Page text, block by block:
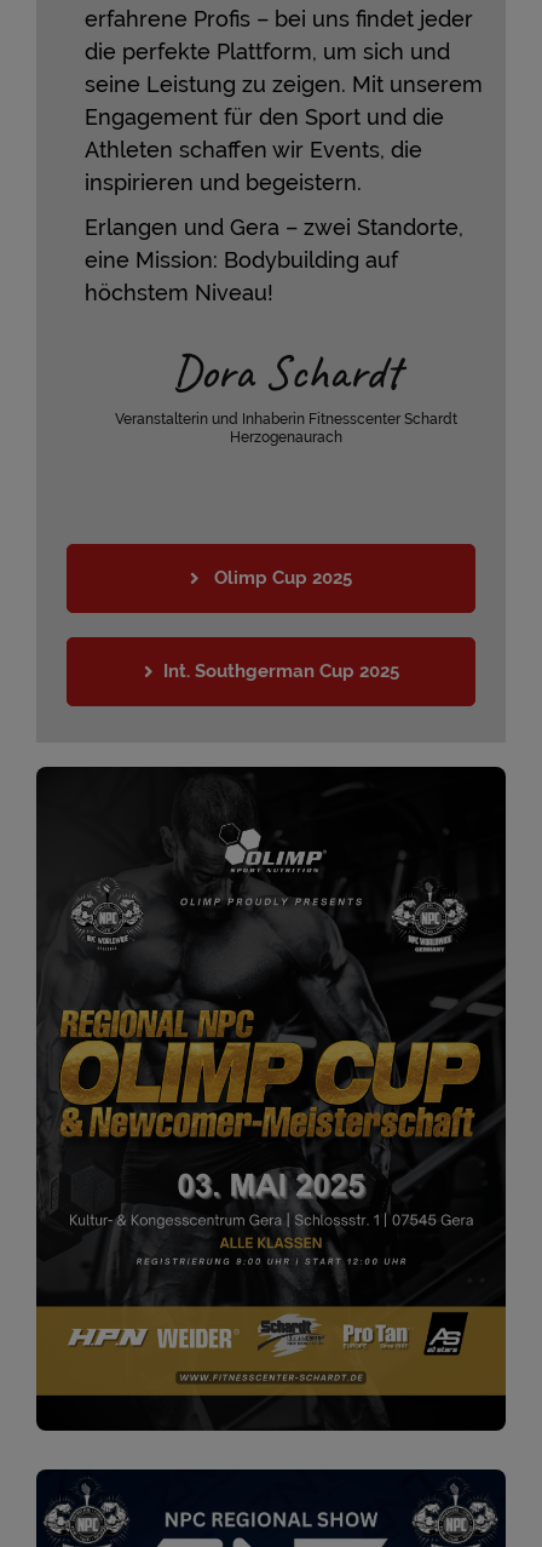
erfahrene Profis – bei uns findet jeder
die perfekte Plattform, um sich und
seine Leistung zu zeigen. Mit unserem
Engagement für den Sport und die
Athleten schaffen wir Events, die
inspirieren und begeistern.
Erlangen und Gera – zwei Standorte,
eine Mission: Bodybuilding auf
höchstem Niveau!
Dora Schardt
Veranstalterin und Inhaberin Fitnesscenter Schardt
Herzogenaurach
Olimp Cup 2025
Int. Southgerman Cup 2025